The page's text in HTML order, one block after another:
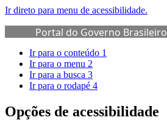
Ir direto para menu de acessibilidade.
Portal do Governo Brasileiro
de Governo
Ir para o conteúdo 1
Ir para o menu 2
Ir para a busca 3
Ir para o rodapé 4
Opções de acessibilidade